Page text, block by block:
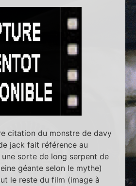
citation du monstre de davy
jack fait référence au
sorte de long serpent de
géante selon le mythe)
le reste du film (image à